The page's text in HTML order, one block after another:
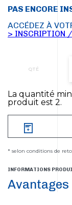
PAS ENCORE
ACCÉDEZ À
> INSCRIPTION
QTÉ
La quantité
produit est 2.
* selon conditions de
INFORMATIONS
Avantages